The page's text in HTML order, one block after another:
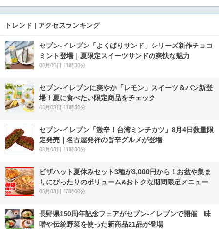
トレンド | アクセスランキング
セブン‐イレブン「よくばりサンド」シリーズ新作チョコ
ミント登場｜夏限定スイーツサンドの爽快な魅力
08月06日 11時30分
セブン‐イレブンに爽やか「レモン」スイーツ＆パン新登
場！夏に食べたい限定商品をチェック
08月03日 11時30分
セブン-イレブン「激辛！台湾ミンチカツ」8月4日数量限
定発売｜名古屋発祥の旨辛グルメが登場
08月03日 11時30分
ピザハット夏休みセット3種が3,000円から！お盆や集ま
りにぴったりのボリューム&おトクな期間限定メニュー
08月03日 13時00分
長野県150周年記念フェアがセブン-イレブンで開催 味
噌や伝統野菜を使った新商品21品が登場